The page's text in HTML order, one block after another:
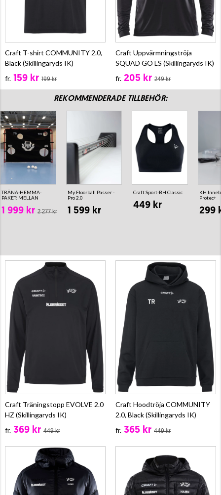
Craft T-shirt COMMUNITY 2.0,
Black (Skillingaryds IK)
fr. 159 kr 199 kr
Craft Uppvärmningströja
SQUAD GO LS (Skillingaryds IK)
fr. 205 kr 249 kr
REKOMMENDERADE TILLBEHÖR:
TRÄNA-HEMMA-
PAKET: MELLAN
1 999 kr 2 277 kr
My Floorball Passer -
Pro 2.0
1 599 kr
Craft Sport-BH Classic
449 kr
KH
Protec+
299
Craft Träningstopp EVOLVE 2.0
HZ (Skillingaryds IK)
fr. 369 kr 449 kr
Craft Hoodtröja COMMUNITY
2.0, Black (Skillingaryds IK)
fr. 365 kr 449 kr